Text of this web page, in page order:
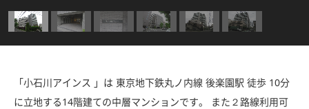
「小石川アインス 」は 東京地下鉄丸ノ内線 後楽園駅 徒歩 10分
に立地する14階建ての中層マンションです。 また２路線利用可